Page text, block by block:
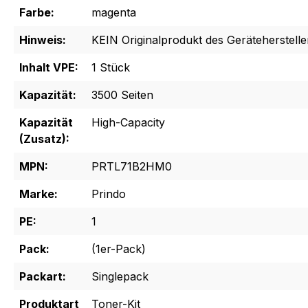
Farbe:
magenta
Hinweis:
KEIN Originalprodukt des
Inhalt VPE:
1 Stück
Kapazität:
3500 Seiten
Kapazität
(Zusatz):
High-Capacity
MPN:
PRTL71B2HM0
Marke:
Prindo
PE:
1
Pack:
(1er-Pack)
Packart:
Singlepack
Produktart
Toner-Kit